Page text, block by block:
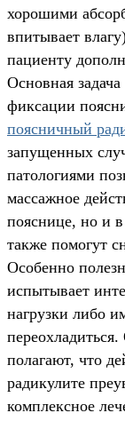
хорошими
впитывает
пациенту
Основная
фиксации
поясничный
запущенных
патологиями
массажное
пояснице, но и
также помогут
Особенно
испытывает
нагрузки либо
полагают, что
радикулите
комплексное